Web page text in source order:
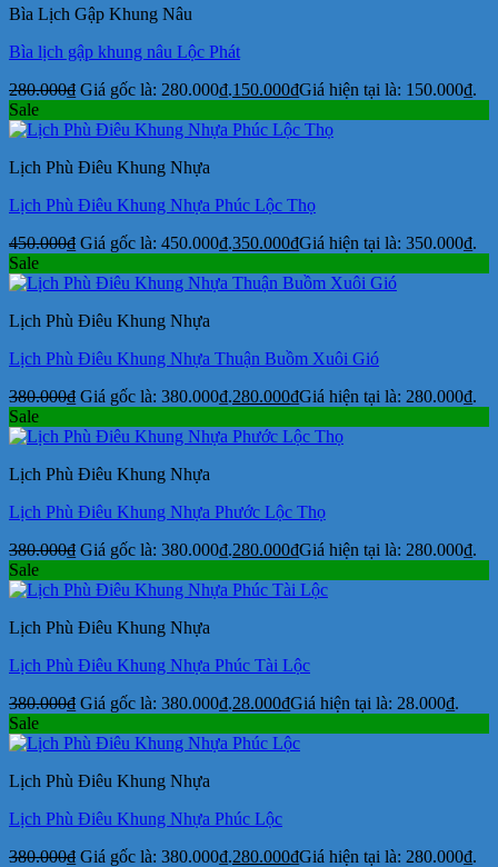
Bìa Lịch Gập Khung Nâu
Bìa lịch gập khung nâu Lộc Phát
280.000₫ Giá gốc là: 280.000₫.150.000₫Giá hiện tại là: 150.000₫.
Sale
Lịch Phù Điêu Khung Nhựa
Lịch Phù Điêu Khung Nhựa Phúc Lộc Thọ
450.000₫ Giá gốc là: 450.000₫.350.000₫Giá hiện tại là: 350.000₫.
Sale
Lịch Phù Điêu Khung Nhựa
Lịch Phù Điêu Khung Nhựa Thuận Buồm Xuôi Gió
380.000₫ Giá gốc là: 380.000₫.280.000₫Giá hiện tại là: 280.000₫.
Sale
Lịch Phù Điêu Khung Nhựa
Lịch Phù Điêu Khung Nhựa Phước Lộc Thọ
380.000₫ Giá gốc là: 380.000₫.280.000₫Giá hiện tại là: 280.000₫.
Sale
Lịch Phù Điêu Khung Nhựa
Lịch Phù Điêu Khung Nhựa Phúc Tài Lộc
380.000₫ Giá gốc là: 380.000₫.28.000₫Giá hiện tại là: 28.000₫.
Sale
Lịch Phù Điêu Khung Nhựa
Lịch Phù Điêu Khung Nhựa Phúc Lộc
380.000₫ Giá gốc là: 380.000₫.280.000₫Giá hiện tại là: 280.000₫.